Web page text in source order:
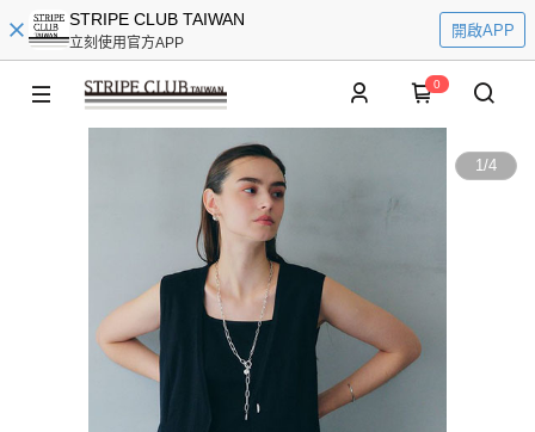
STRIPE CLUB TAIWAN
立刻使用官方APP
開啟APP
0
1/4